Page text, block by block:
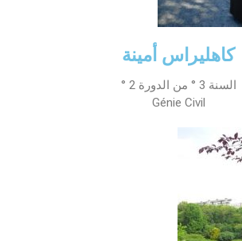
كاهليراس أمينة
السنة 3 ° من الدورة 2 °
Génie Civil